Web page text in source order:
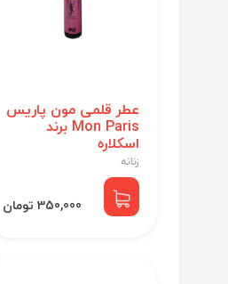
عطر قلمی مون پاریس
Mon Paris برند
اسکلاره
زنانه
350,000 تومان